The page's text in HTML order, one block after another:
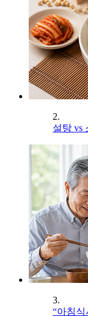
2.
설탕 vs
3.
“아침